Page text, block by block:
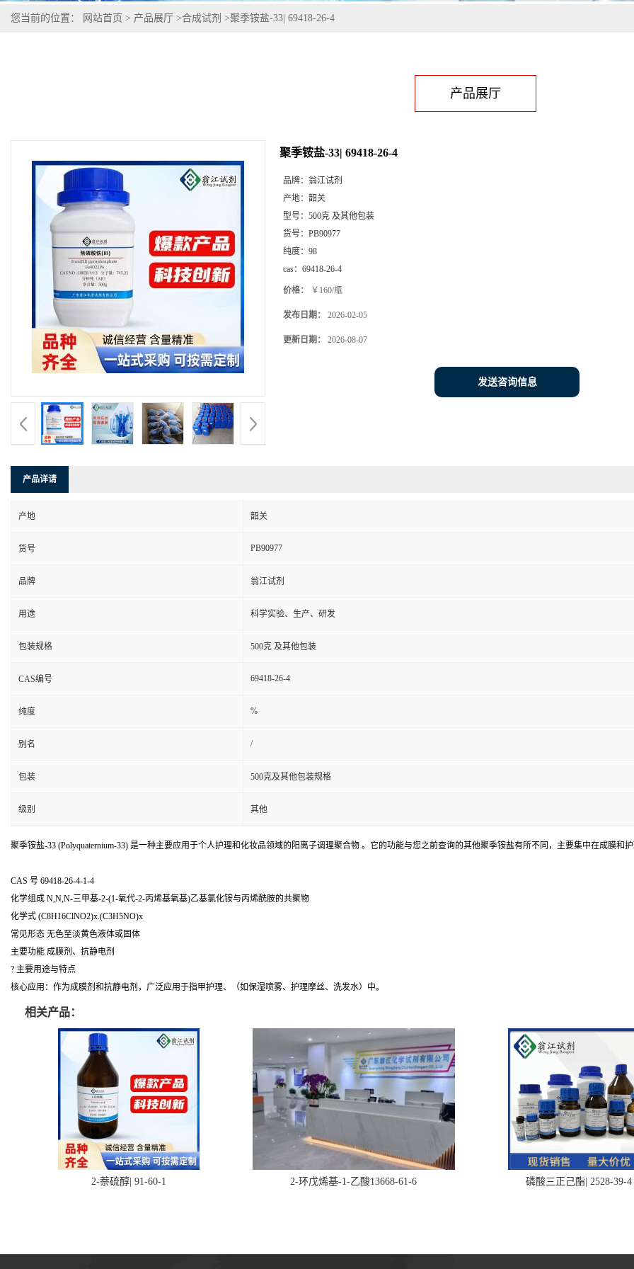
您当前的位置： 网站首页 > 产品展厅 >合成试剂 >聚季铵盐-33| 69418-26-4
产品展厅
聚季铵盐-33| 69418-26-4
品牌： 翁江试剂
产地： 韶关
型号： 500克 及其他包装
货号： PB90977
纯度： 98
cas： 69418-26-4
价格： ￥160/瓶
发布日期： 2026-02-05
更新日期： 2026-08-07
发送咨询信息
产品详请
产地 韶关
货号 PB90977
品牌 翁江试剂
用途 科学实验、生产、研发
包装规格 500克 及其他包装
CAS编号 69418-26-4
纯度 %
别名 /
包装 500克及其他包装规格
级别 其他
聚季铵盐-33 (Polyquaternium-33) 是一种主要应用于个人护理和化妆品领域的阳离子调理聚合物 。它的功能与您之前查询的其他聚季铵盐有所不同，主要集中在成膜和护
CAS 号 69418-26-4-1-4
化学组成 N,N,N-三甲基-2-(1-氧代-2-丙烯基氧基)乙基氯化铵与丙烯酰胺的共聚物
化学式 (C8H16ClNO2)x.(C3H5NO)x
常见形态 无色至淡黄色液体或固体
主要功能 成膜剂、抗静电剂
? 主要用途与特点
核心应用：作为成膜剂和抗静电剂，广泛应用于指甲护理、（如保湿喷雾、护理摩丝、洗发水）中。
相关产品：
2-萘硫醇| 91-60-1 2-环戊烯基-1-乙酸13668-61-6 磷酸三正己酯| 2528-39-4